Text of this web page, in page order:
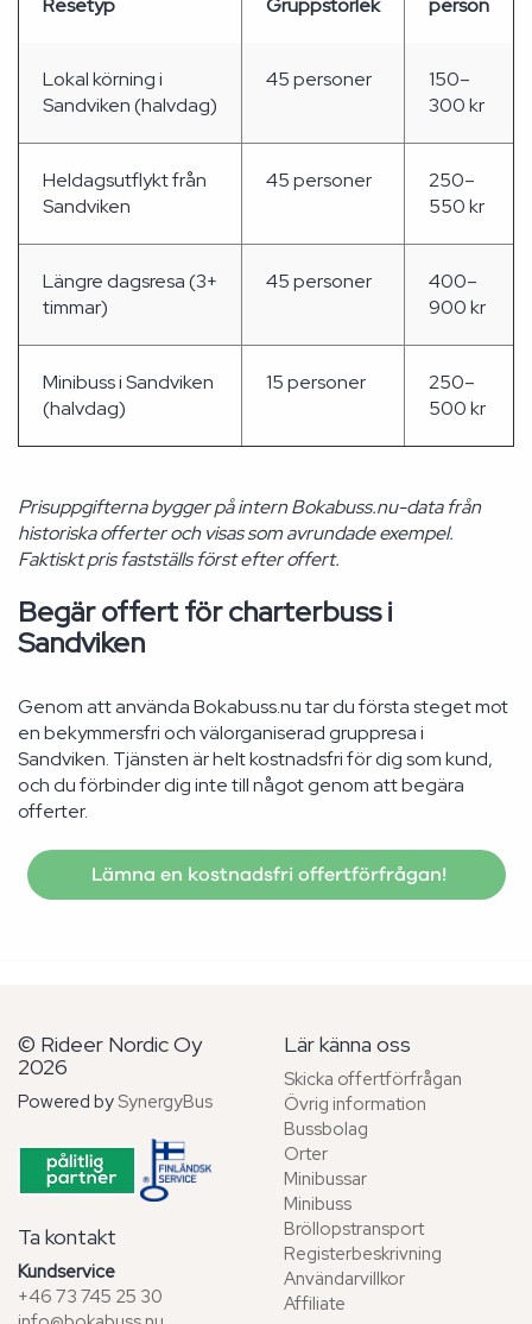
Lokal körning i
Sandviken (halvdag)
45 personer
150–
300 kr
Heldagsutflykt från
Sandviken
45 personer
250–
550 kr
Längre dagsresa (3+
timmar)
45 personer
400–
900 kr
Minibuss i Sandviken
(halvdag)
15 personer
250–
500 kr
Prisuppgifterna bygger på intern Bokabuss.nu-data från
historiska offerter och visas som avrundade exempel.
Faktiskt pris fastställs först efter offert.
Begär offert för charterbuss i
Sandviken
Genom att använda Bokabuss.nu tar du första steget mot
en bekymmersfri och välorganiserad gruppresa i
Sandviken. Tjänsten är helt kostnadsfri för dig som kund,
och du förbinder dig inte till något genom att begära
offerter.
Lämna en kostnadsfri offertförfrågan!
© Rideer Nordic Oy
2026
Powered by SynergyBus
Ta kontakt
Kundservice
+46 73 745 25 30
Lär känna oss
Skicka offertförfrågan
Övrig information
Bussbolag
Orter
Minibussar
Minibuss
Bröllopstransport
Registerbeskrivning
Användarvillkor
Affiliate